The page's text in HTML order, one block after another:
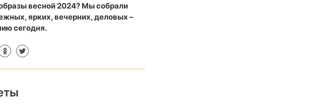
весной 2024? Мы собрали
ярких, вечерних, деловых –
сегодня.